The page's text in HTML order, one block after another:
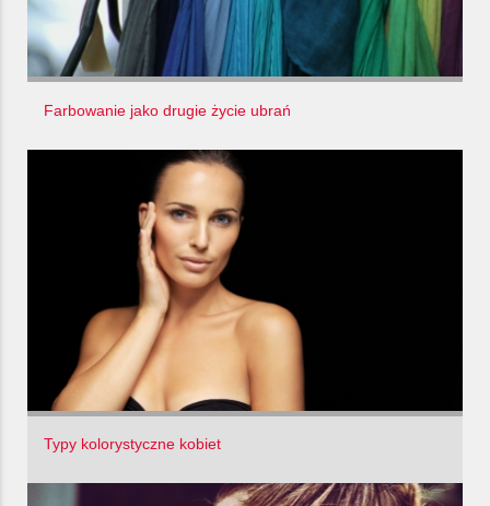
Farbowanie jako drugie życie ubrań
Typy kolorystyczne kobiet